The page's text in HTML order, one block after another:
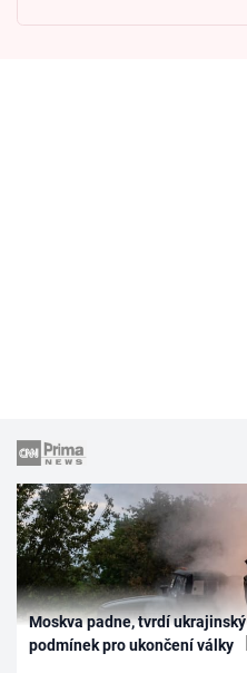
Moskva padne, tvrdí
podmínek pro ukončení války